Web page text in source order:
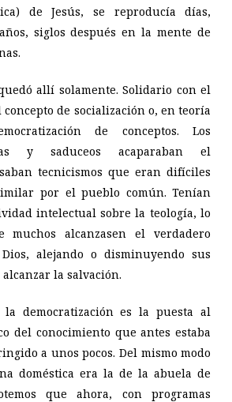
de Jesús, se reproducía días,
siglos después en la mente de
allí solamente. Solidario con el
de socialización o, en teoría
de conceptos. Los
y saduceos acaparaban el
tecnicismos que eran difíciles
por el pueblo común. Tenían
intelectual sobre la teología, lo
muchos alcanzasen el verdadero
alejando o disminuyendo sus
la salvación.
la democratización es la puesta al
del conocimiento que antes estaba
a unos pocos. Del mismo modo
doméstica era la de la abuela de
que ahora, con programas